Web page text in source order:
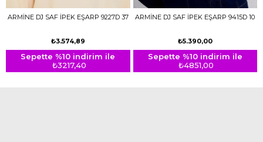
ARMİNE DJ SAF İPEK EŞARP 9227D 37
₺3.574,89
Sepette %10 indirim ile
₺3217,40
ARMİNE DJ SAF İPEK EŞARP 9415D 10
₺5.390,00
Sepette %10 indirim ile
₺4851,00